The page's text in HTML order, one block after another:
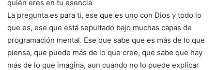
quién eres en tu esencia.
La pregunta es para ti, ese que es uno con Dios y todo lo
que es, ese que está sepultado bajo muchas capas de
programación mental. Ese que sabe que es más de lo que
piensa, que puede más de lo que cree, que sabe que hay
más de lo que imagina, aun cuando no lo puede explicar